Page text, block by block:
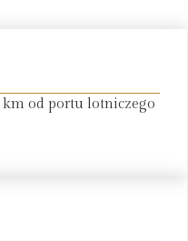
od portu lotniczego